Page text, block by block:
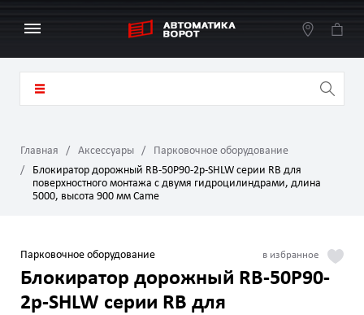
Главная Аксессуары
Парковочное оборудование
Блокиратор дорожный RB-50P90-2p-SHLW серии RB для
поверхностного монтажа с двумя гидроцилиндрами, длина
5000, высота 900 мм Came
Парковочное оборудование
Блокиратор дорожный RB-50P90-
2p-SHLW серии RB для